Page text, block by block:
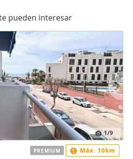
pueden interesar
1/9
PREMIUM Máx. 10km